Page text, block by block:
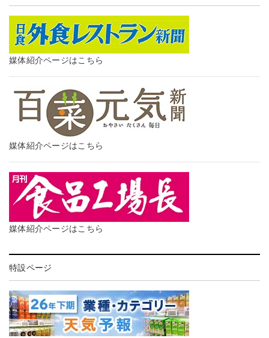
媒体紹介ページはこちら
媒体紹介ページはこちら
媒体紹介ページはこちら
特設ページ